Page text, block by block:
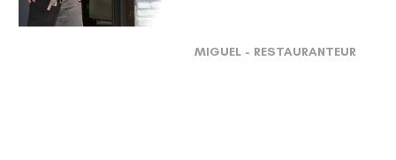
MIGUEL - RESTAURANTEUR